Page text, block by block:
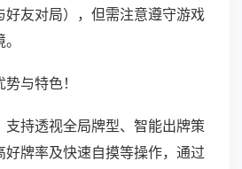
好友对局），但需注意遵守游戏
与特色！
支持透视全局牌型、智能出牌策
好牌率及快速自摸等操作，通过